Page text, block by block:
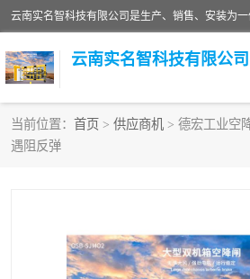
云南实名智科技有限公司
当前位置： 首页 > 供应商机 > 德宏工业空
遇阻反弹
车牌识别门系列
升降门系列 通